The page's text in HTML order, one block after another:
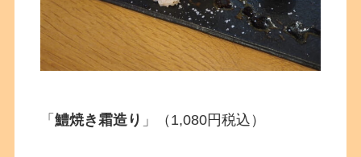
「鱧焼き霜造り 」（1,080円税込）